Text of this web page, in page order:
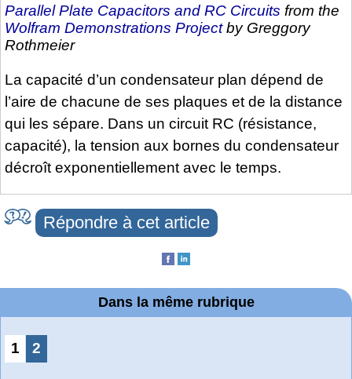
Parallel Plate Capacitors and RC Circuits from the
Wolfram Demonstrations Projectby Greggory
Rothmeier
La capacité d’un condensateur plan dépend de
l’aire de chacune de ses plaques et de la distance
qui les sépare. Dans un circuit RC (résistance,
capacité), la tension aux bornes du condensateur
décroît exponentiellement avec le temps.
Répondre à cet article
Dans la même rubrique
1 2